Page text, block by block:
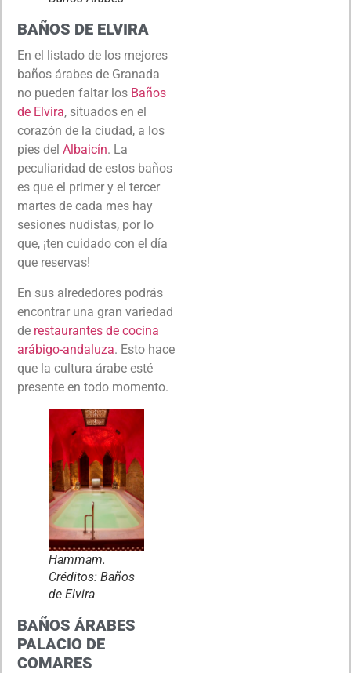
BAÑOS DE ELVIRA
En el listado de los mejores
baños árabes de Granada
no pueden faltar los Baños
de Elvira, situados en el
corazón de la ciudad, a los
pies del Albaicín. La
peculiaridad de estos baños
es que el primer y el tercer
martes de cada mes hay
sesiones nudistas, por lo
que, ¡ten cuidado con el día
que reservas!
En sus alrededores podrás
encontrar una gran variedad
de restaurantes de cocina
arábigo-andaluza. Esto hace
que la cultura árabe esté
presente en todo momento.
Hammam.
Créditos: Baños
de Elvira
BAÑOS ÁRABES
PALACIO DE
COMARES